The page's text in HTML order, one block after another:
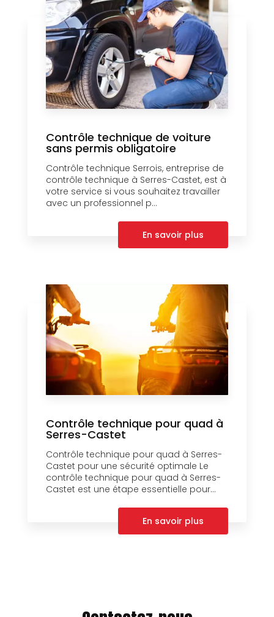
Contrôle technique de voiture
sans permis obligatoire
Contrôle technique Serrois, entreprise de
contrôle technique à Serres-Castet, est à
votre service si vous souhaitez travailler
avec un professionnel p...
En savoir plus
Contrôle technique pour quad à
Serres-Castet
Contrôle technique pour quad à Serres-
Castet pour une sécurité optimale Le
contrôle technique pour quad à Serres-
Castet est une étape essentielle pour...
En savoir plus